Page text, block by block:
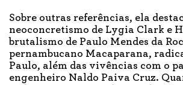
Sobre outras referências, ela
neoconcretismo de Lygia Clark e
brutalismo de Paulo Mendes da
pernambucano Macaparana,
Paulo, além das vivências com o
engenheiro Naldo Paiva Cruz.